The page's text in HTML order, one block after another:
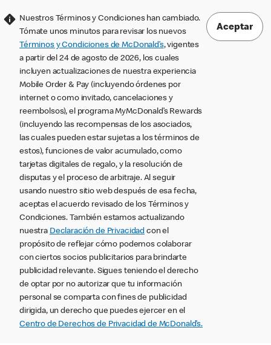
Nuestros Términos y Condiciones han cambiado.
Tómate unos minutos para revisar los nuevos
Términos y Condiciones de McDonald’s, vigentes
a partir del 24 de agosto de 2026, los cuales
incluyen actualizaciones de nuestra experiencia
Mobile Order & Pay (incluyendo órdenes por
internet o como invitado, cancelaciones y
reembolsos), el programa MyMcDonald’s Rewards
(incluyendo las recompensas de los asociados,
las cuales pueden estar sujetas a los términos de
estos), funciones de valor acumulado, como
tarjetas digitales de regalo, y la resolución de
disputas y el proceso de arbitraje. Al seguir
usando nuestro sitio web después de esa fecha,
aceptas el acuerdo revisado de los Términos y
Condiciones. También estamos actualizando
nuestra Declaración de Privacidad con el
propósito de reflejar cómo podemos colaborar
con ciertos socios publicitarios para brindarte
publicidad relevante. Sigues teniendo el derecho
de optar por no autorizar que tu información
personal se comparta con fines de publicidad
dirigida, un derecho que puedes ejercer en el
Centro de Derechos de Privacidad de McDonald’s.
Aceptar